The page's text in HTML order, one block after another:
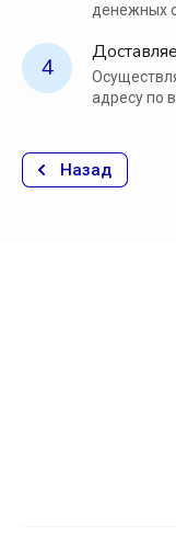
денежных
4
адресу по
Назад